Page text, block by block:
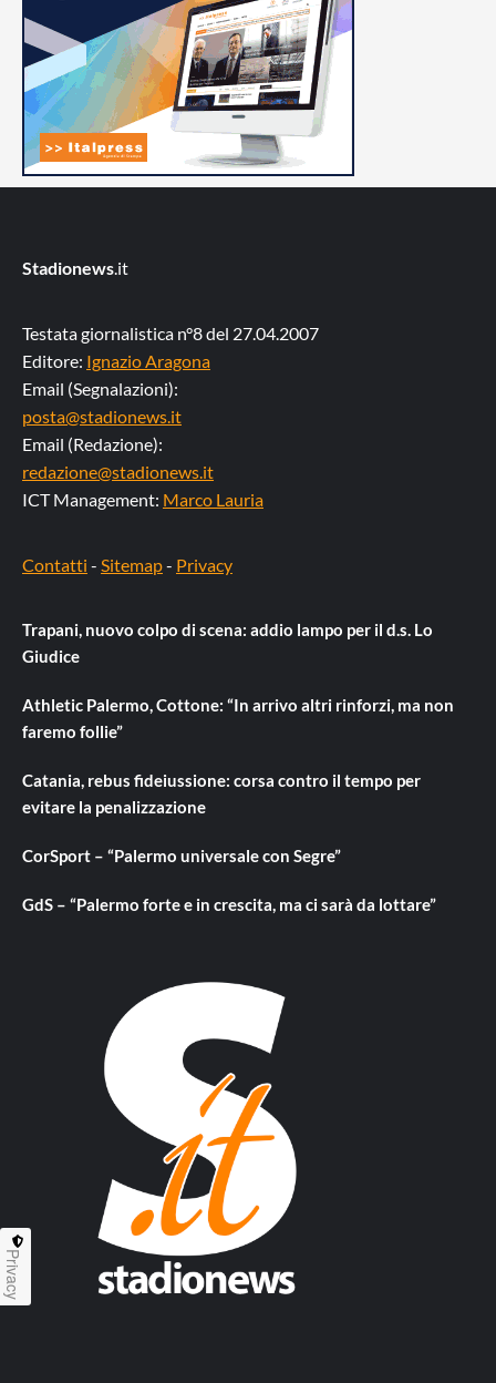
Stadionews.it
Testata giornalistica n°8 del 27.04.2007
Editore: Ignazio Aragona
Email (Segnalazioni):
posta@stadionews.it
Email (Redazione):
redazione@stadionews.it
ICT Management: Marco Lauria
Contatti - Sitemap- Privacy
Trapani, nuovo colpo di scena: addio lampo per il d.s. Lo
Giudice
Athletic Palermo, Cottone: “In arrivo altri rinforzi, ma non
faremo follie”
Catania, rebus fideiussione: corsa contro il tempo per
evitare la penalizzazione
CorSport – “Palermo universale con Segre”
GdS – “Palermo forte e in crescita, ma ci sarà da lottare”
Privacy